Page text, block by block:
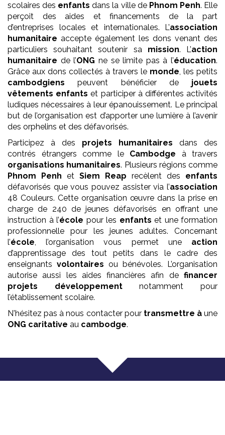
scolaires des enfants dans la ville de Phnom Penh. Elle
perçoit des aides et financements de la part
d’entreprises locales et internationales. L’association
humanitaire accepte également les dons venant des
particuliers souhaitant soutenir sa mission. L’action
humanitaire de l’ONG ne se limite pas à l’éducation.
Grâce aux dons collectés à travers le monde, les petits
cambodgiens peuvent bénéficier de jouets
vêtements enfants et participer à différentes activités
ludiques nécessaires à leur épanouissement. Le principal
but de l’organisation est d’apporter une lumière à l’avenir
des orphelins et des défavorisés.
Participez à des projets humanitaires dans des
contrés étrangers comme le Cambodge à travers
organisations humanitaires. Plusieurs régions comme
Phnom Penh et Siem Reap recèlent des enfants
défavorisés que vous pouvez assister via l’association
48 Couleurs. Cette organisation œuvre dans la prise en
charge de 240 de jeunes défavorisés en offrant une
instruction à l’école pour les enfants et une formation
professionnelle pour les jeunes adultes. Concernant
l’école, l’organisation vous permet une action
d’apprentissage des tout petits dans le cadre des
enseignants volontaires ou bénévoles. L’organisation
autorise aussi les aides financières afin de financer
projets développementnotamment pour
l’établissement scolaire.
N'hésitez pas à nous contacter pour transmettre àune
ONG caritative au cambodge.